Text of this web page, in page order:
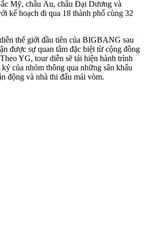
Mỹ, châu Âu, châu Đại Dương và
kế hoạch đi qua 18 thành phố cùng 32
thế giới đầu tiên của BIGBANG sau
được sự quan tâm đặc biệt từ cộng đồng
YG, tour diễn sẽ tái hiện hành trình
của nhóm thông qua những sân khấu
động và nhà thi đấu mái vòm.